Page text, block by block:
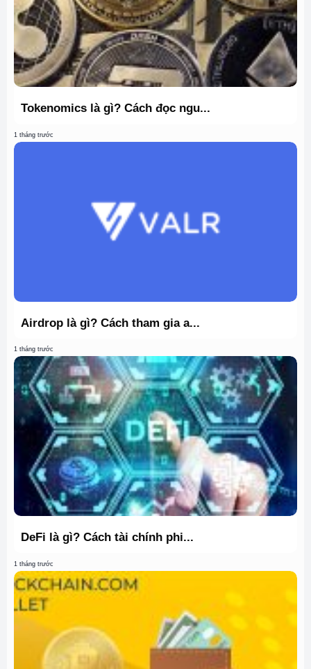
Tokenomics là gì? Cách đọc ngu...
1 tháng trước
Airdrop là gì? Cách tham gia a...
1 tháng trước
DeFi là gì? Cách tài chính phi...
1 tháng trước